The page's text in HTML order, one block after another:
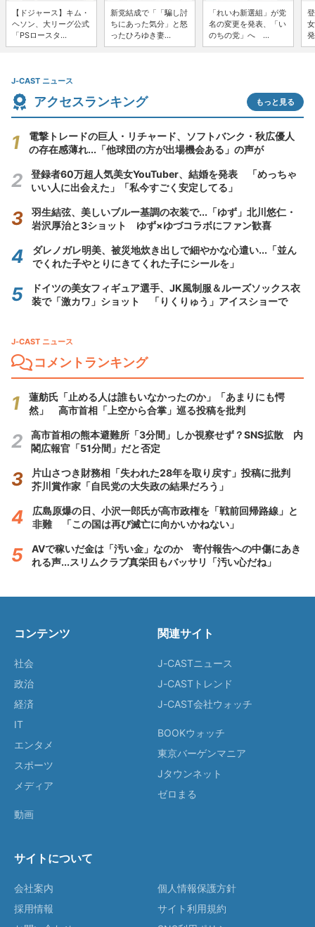
【ドジャース】キム・
ヘソン、大リーグ公式
「PSロースタ...
新党結成で「「騙し討
ちにあった気分」と怒
ったひろゆき妻...
「れいわ新選組」が党
名の変更を発表、「い
のちの党」へ ...
J-CAST ニュース
アクセスランキング もっと見る
電撃トレードの巨人・リチャード、ソフトバンク・秋広優人
の存在感薄れ...「他球団の方が出場機会ある」の声が
登録者60万超人気美女YouTuber、結婚を発表 「めっちゃ
いい人に出会えた」「私今すごく安定してる」
羽生結弦、美しいブルー基調の衣装で...「ゆず」北川悠仁・
岩沢厚治と3ショット ゆず×ゆづコラボにファン歓喜
ダレノガレ明美、被災地炊き出しで細やかな心遣い...「並ん
でくれた子やとりにきてくれた子にシールを」
ドイツの美女フィギュア選手、JK風制服＆ルーズソックス衣
装で「激カワ」ショット 「りくりゅう」アイスショーで
J-CAST ニュース
コメントランキング
蓮舫氏「止める人は誰もいなかったのか」「あまりにも愕
然」 高市首相「上空から合掌」巡る投稿を批判
高市首相の熊本避難所「3分間」しか視察せず？SNS拡散 内
閣広報官「51分間」だと否定
片山さつき財務相「失われた28年を取り戻す」投稿に批判
芥川賞作家「自民党の大失政の結果だろう」
広島原爆の日、小沢一郎氏が高市政権を「戦前回帰路線」と
非難 「この国は再び滅亡に向かいかねない」
AVで稼いだ金は「汚い金」なのか 寄付報告への中傷にあき
れる声...スリムクラブ真栄田もバッサリ「汚い心だね」
コンテンツ
社会
政治
経済
IT
エンタメ
スポーツ
メディア
動画
関連サイト
J-CASTニュース
J-CASTトレンド
J-CAST会社ウォッチ
BOOKウォッチ
東京バーゲンマニア
Jタウンネット
ゼロまる
サイトについて
会社案内
採用情報
個人情報保護方針
サイト利用規約